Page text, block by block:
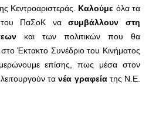
Κεντροαριστεράς. Καλούμε όλα τα
του ΠαΣοΚ νασυμβάλλουν στη
και των πολιτικών που θα
Έκτακτο Συνέδριο του Κινήματος
επίσης, πως μέσα στον
τανέα γραφείατης Ν.Ε.